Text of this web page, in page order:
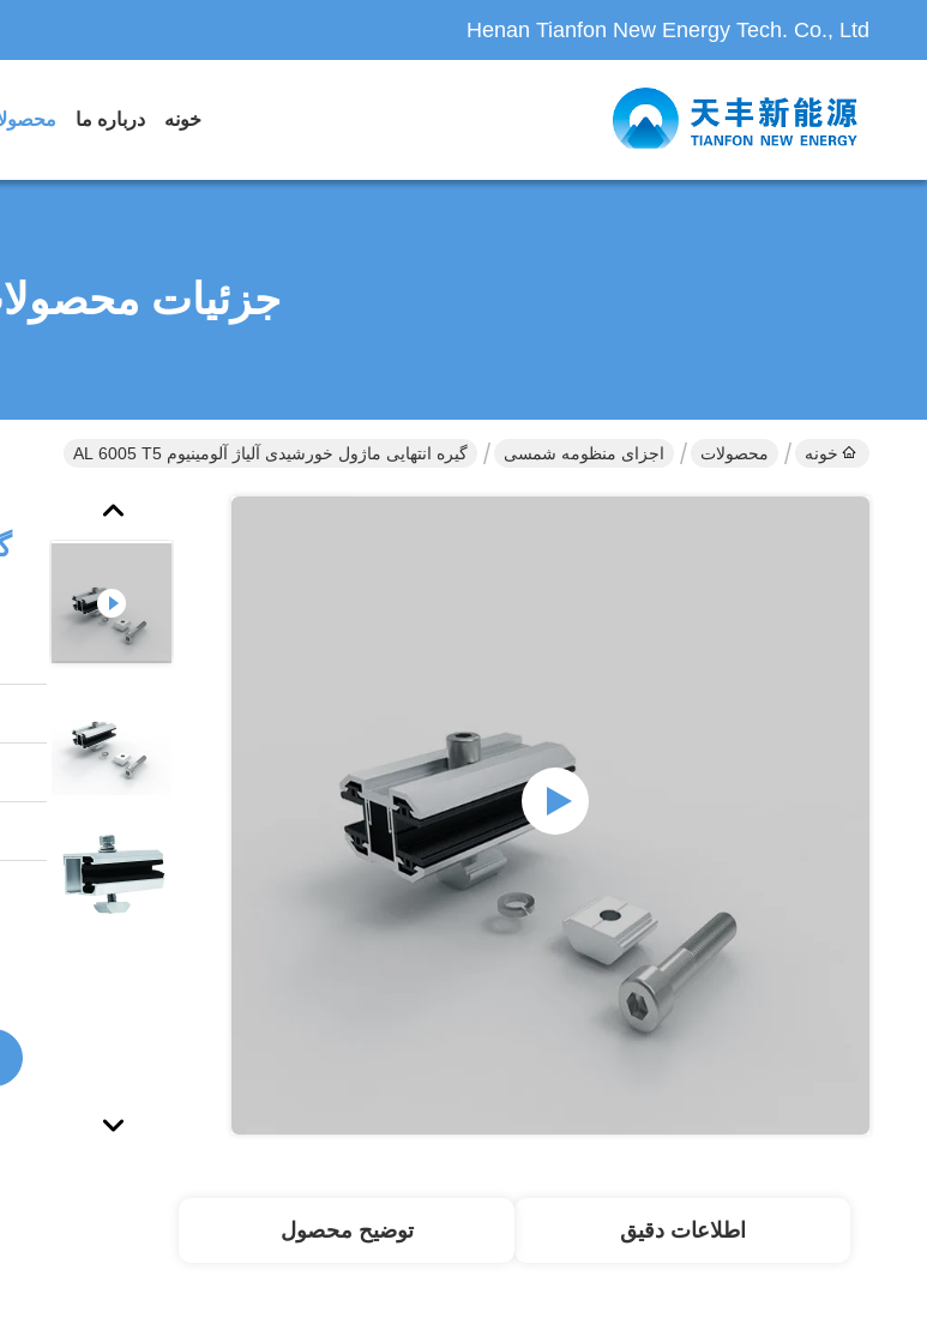
Henan Tianfon New Energy Tech. Co., Ltd
خونه درباره ما
جزئیات
خونه محصولات اجزای منظومه شمسی گیره انتهایی ماژول خورشیدی آلیاژ آلومینیوم AL 6005 T5
اطلاعات دقیق توضیح محصول